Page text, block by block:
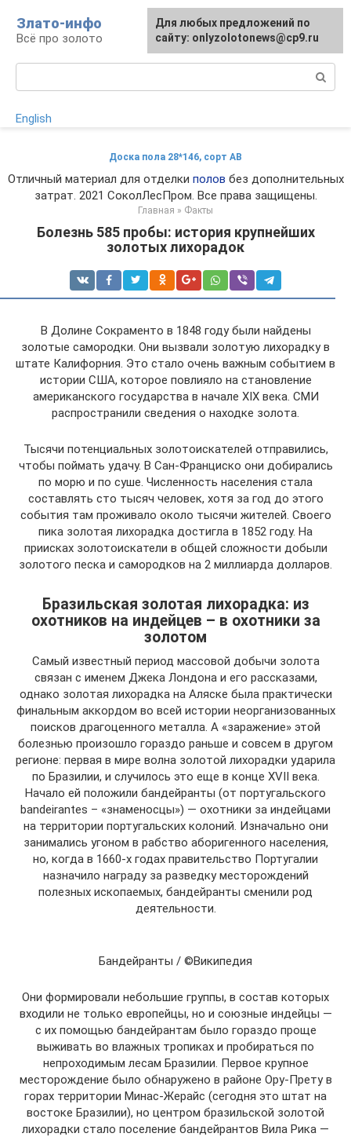
контенту
Злато-инфо
Всё про золото
English
Доска пола 28*146, сорт АВ
Отличный материал для отделки полов без дополнительных
затрат. 2021 СоколЛесПром. Все права защищены.
Главная » Факты
Болезнь 585 пробы: история крупнейших
золотых лихорадок
В Долине Сокраменто в 1848 году были найдены
золотые самородки. Они вызвали золотую лихорадку в
штате Калифорния. Это стало очень важным событием в
истории США, которое повлияло на становление
американского государства в начале XIX века. СМИ
распространили сведения о находке золота.
Тысячи потенциальных золотоискателей отправились,
чтобы поймать удачу. В Сан-Франциско они добирались
по морю и по суше. Численность населения стала
составлять сто тысяч человек, хотя за год до этого
события там проживало около тысячи жителей. Своего
пика золотая лихорадка достигла в 1852 году. На
приисках золотоискатели в общей сложности добыли
золотого песка и самородков на 2 миллиарда долларов.
Бразильская золотая лихорадка: из
охотников на индейцев – в охотники за
золотом
Самый известный период массовой добычи золота
связан с именем Джека Лондона и его рассказами,
однако золотая лихорадка на Аляске была практически
финальным аккордом во всей истории неорганизованных
поисков драгоценного металла. А «заражение» этой
болезнью произошло гораздо раньше и совсем в другом
регионе: первая в мире волна золотой лихорадки ударила
по Бразилии, и случилось это еще в конце XVII века.
Начало ей положили бандейранты (от португальского
bandeirantes – «знаменосцы») — охотники за индейцами
на территории португальских колоний. Изначально они
занимались угоном в рабство аборигенного населения,
но, когда в 1660-х годах правительство Португалии
назначило награду за разведку месторождений
полезных ископаемых, бандейранты сменили род
деятельности.
Бандейранты / ©Википедия
Они формировали небольшие группы, в состав которых
входили не только европейцы, но и союзные индейцы —
с их помощью бандейрантам было гораздо проще
выживать во влажных тропиках и пробираться по
непроходимым лесам Бразилии. Первое крупное
месторождение было обнаружено в районе Ору-Прету в
горах территории Минас-Жерайс (сегодня это штат на
востоке Бразилии), но центром бразильской золотой
лихорадки стало поселение бандейрантов Вила Рика —
Для любых предложений по
сайту: onlyzolotonews@cp9.ru